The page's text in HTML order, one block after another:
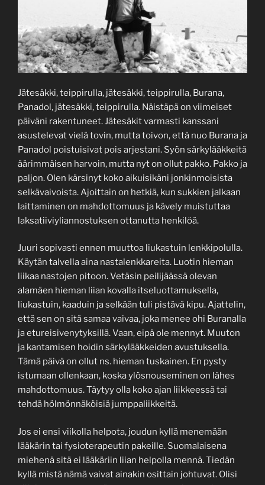
Jätesäkki, teippirulla, jätesäkki, teippirulla, Burana,
Panadol, jätesäkki, teippirulla. Näistäpä on viimeiset
päiväni rakentuneet. Jätesäkit varmasti kanssani
asustelevat vielä tovin, mutta toivon, että nuo Burana ja
Panadol poistuisivat pois arjestani. Syön särkylääkkeitä
äärimmäisen harvoin, mutta nyt on ollut pakko. Pakko ja
paljon. Olen kärsinyt koko aikuisikäni jonkinmoisista
selkävaivoista. Ajoittain on hetkiä, kun sukkien jalkaan
laittaminen on mahdottomuus ja kävely muistuttaa
laksatiiviyliannostuksen ottanutta henkilöä.
Juuri sopivasti ennen muuttoa liukastuin lenkkipolulla.
Käytän talvella aina nastalenkkareita. Luotin hieman
liikaa nastojen pitoon. Vetäsin peilijäässä olevan
alamäen hieman liian kovalla itseluottamuksella,
liukastuin, kaaduin ja selkään tuli pistävä kipu. Ajattelin,
että sen on sitä samaa vaivaa, joka menee ohi Buranalla
ja etureisivenytyksillä. Vaan, eipä ole mennyt. Muuton
ja kantamisen hoidin särkylääkkeiden avustuksella.
Tämä päivä on ollut ns. hieman tuskainen. En pysty
istumaan ollenkaan, koska ylösnouseminen on lähes
mahdottomuus. Täytyy olla koko ajan liikkeessä tai
tehdä hölmönnäköisiä jumppaliikkeitä.
Jos ei ensi viikolla helpota, joudun kyllä menemään
lääkärin tai fysioterapeutin pakeille. Suomalaisena
miehenä sitä ei lääkäriin liian helpolla mennä. Tiedän
kyllä mistä nämä vaivat ainakin osittain johtuvat. Olisi